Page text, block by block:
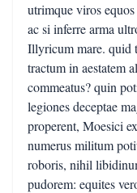
utrimque viros
ac si inferre arma
Illyricum mare. quid
tractum in aestatem
commeatus? quin
legiones deceptae
properent, Moesici
numerus militum
roboris, nihil
pudorem: equites